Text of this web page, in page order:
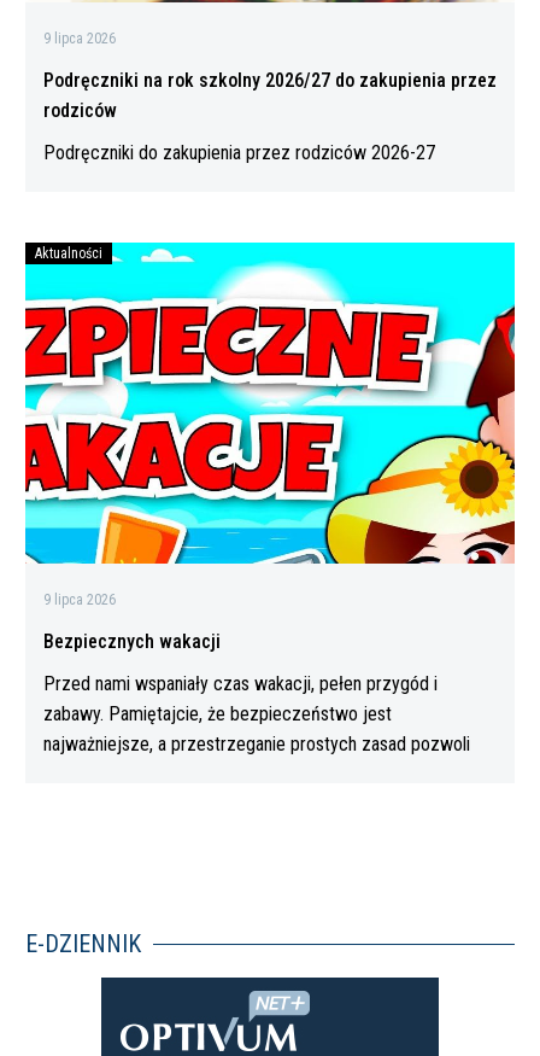
9 lipca 2026
Podręczniki na rok szkolny 2026/27 do zakupienia przez
rodziców
Podręczniki do zakupienia przez rodziców 2026-27
Bezpiecznych
wakacji
Aktualności
9 lipca 2026
Bezpiecznych wakacji
Przed nami wspaniały czas wakacji, pełen przygód i
zabawy. Pamiętajcie, że bezpieczeństwo jest
najważniejsze, a przestrzeganie prostych zasad pozwoli
E-DZIENNIK